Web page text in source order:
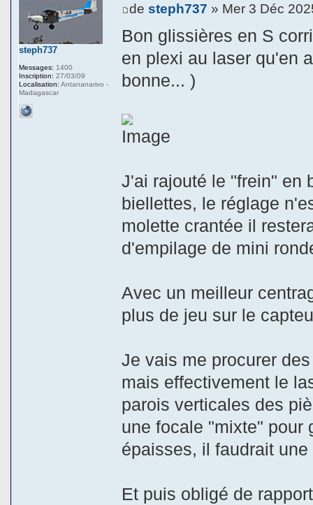
desteph737 » Mer 3 Déc
Bon glissières en S
en plexi au laser qu'en
bonne... )
J'ai rajouté le "frein" en
biellettes, le réglage
molette crantée il
d'empilage de mini
Avec un meilleur
plus de jeu sur le
Je vais me procurer
mais effectivement le
parois verticales des
une focale "mixte" pour
épaisses, il faudrait
Et puis obligé de
steph737
Messages: 1400
Inscription: 27/03/09
Localisation: Antananarivo -
Madagascar